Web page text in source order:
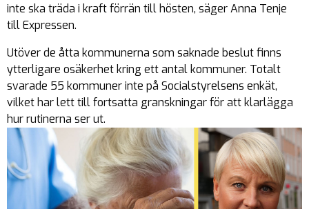
inte ska träda i kraft förrän till hösten, säger Anna Tenje
till Expressen.
Utöver de åtta kommunerna som saknade beslut finns
ytterligare osäkerhet kring ett antal kommuner. Totalt
svarade 55 kommuner inte på Socialstyrelsens enkät,
vilket har lett till fortsatta granskningar för att klarlägga
hur rutinerna ser ut.